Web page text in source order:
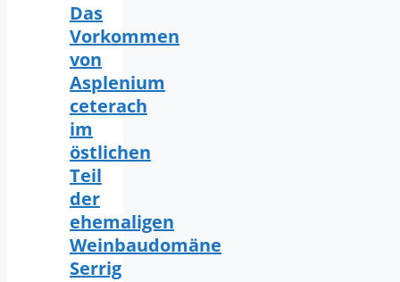
Das
Vorkommen
von
Asplenium
ceterach
im
östlichen
Teil
der
ehemaligen
Weinbaudomäne
Serrig